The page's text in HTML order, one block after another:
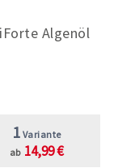
Algenöl
1 Variante
ab 14,99 €